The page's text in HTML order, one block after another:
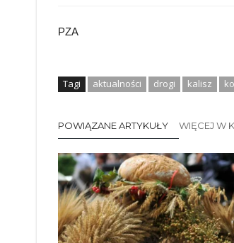
PZA
Tagi aktualności drogi kalisz
POWIĄZANE ARTYKUŁY WIĘCEJ W